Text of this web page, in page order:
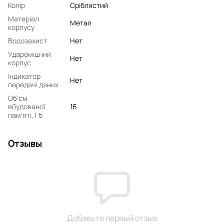
Колір
Сріблястий
Матеріал
корпусу
Метал
Водозахист
Нет
Удароміцний
корпус
Нет
Індикатор
передачі даних
Нет
Об'єм
вбудованої
пам'яті, Гб
16
Отзывы
Добавьте первый отзыв